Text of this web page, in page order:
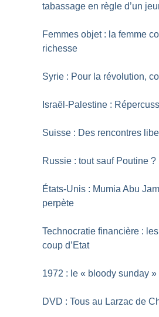
tabassage en règle d’un
Femmes objet : la femme
richesse
Syrie : Pour la révolution,
Israël-Palestine :
Suisse : Des rencontres
Russie : tout sauf Poutine ?
États-Unis : Mumia Abu
perpète
Technocratie financière :
coup d’Etat
1972 : le « bloody sunday »
DVD : Tous au Larzac de